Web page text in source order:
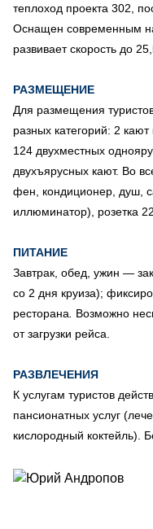
теплоход проекта 302,
Оснащен современным
развивает скорость до
РАЗМЕЩЕНИЕ
Для размещения
разных категорий: 2
124 двухместных
двухъярусных кают. Во
фен, кондиционер, душ,
иллюминатор), розетка
ПИТАНИЕ
Завтрак, обед, ужин —
со 2 дня круиза);
ресторана
Возможно
от загрузки рейса.
РАЗВЛЕЧЕНИЯ
К услугам туристов
пансионатных услуг
кислородный коктейль).